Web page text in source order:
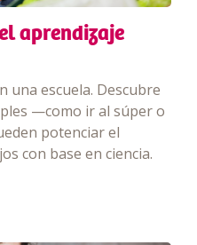
aprendizaje
una escuela. Descubre
—como ir al súper o
potenciar el
con base en ciencia.